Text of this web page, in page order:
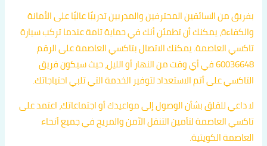
بفريق من السائقين المحترفين والمدربين تدريبًا عاليًا على الأمانة
والكفاءة، يمكنك أن تطمئن أنك في حماية تامة عندما تركب سيارة
تاكسي العاصمة. يمكنك الاتصال بتاكسي العاصمة على الرقم
60036648 في أي وقت من النهار أو الليل، حيث سيكون فريق
التاكسي على أتم الاستعداد لتوفير الخدمة التي تلبي احتياجاتك.
لا داعي للقلق بشأن الوصول إلى مواعيدك أو اجتماعاتك، اعتمد على
تاكسي العاصمة لتأمين التنقل الآمن والمريح في جميع أنحاء
العاصمة الكويتية.